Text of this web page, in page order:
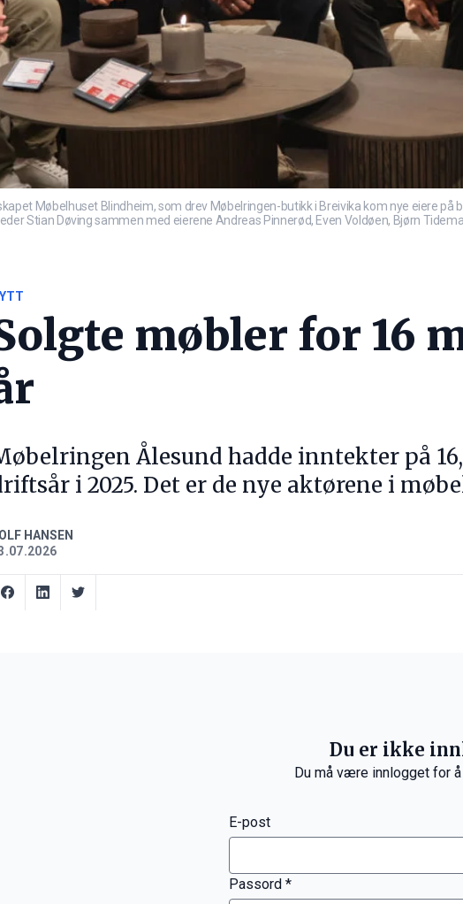
Møbelhuset Blindheim, som drev Møbelringen-butikk i Breivika kom nye eiere
Stian Døving sammen med eierene Andreas Pinnerød, Even Voldøen, Bjørn
møbler for 16
Ålesund hadde inntekter på
i 2025. Det er de nye aktørene i
HANSEN
Du er ikke
Du må være innlogget for
E-post
Passord *